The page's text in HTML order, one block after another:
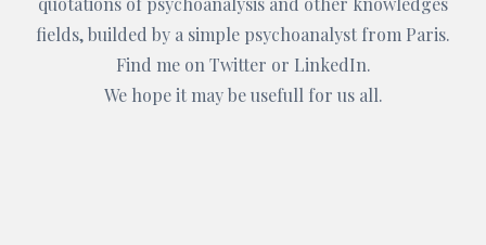
fields, builded by a simple psychoanalyst from Paris.
Find me on Twitter or LinkedIn.
We hope it may be usefull for us all.